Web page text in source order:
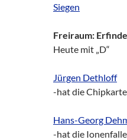
Siegen
Freiraum:
Heute mit „D“
Jürgen Dethloff
-hat die
Hans-Georg
-hat die